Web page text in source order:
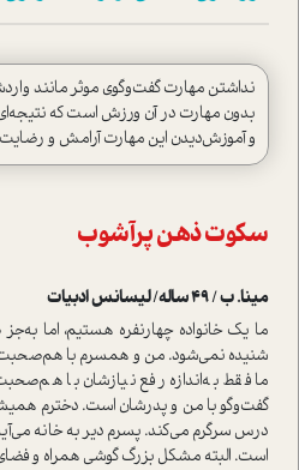
نداشتن مهارت گفت‌وگوی موثر مانند
بدون مهارت در آن ورزش ا‌ست که
و آموزش‌دیدن این مهارت آرامش و رضایت
سکوت ذهن پر‌آشوب
مینا. ب / 49 ساله/ لیسانس ادبیات
ما یک خانواده چهار‌نفره هستیم، اما
شنیده نمی‌شود. من و همسرم با هم‌صحبت
ما فقط به‌اندازه رفع نیازشان با
گفت‌وگو با من و پدرشان ا‌ست. دخترم
درس سرگرم می‌کند. پسرم دیر به خانه
ا‌ست. البته مشکل بزرگ گوشی همراه و